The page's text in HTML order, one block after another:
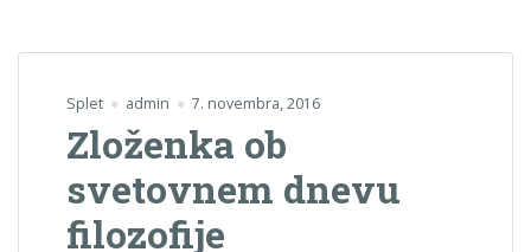
Splet admin 7. novembra, 2016
Zloženka ob
svetovnem dnevu
filozofije